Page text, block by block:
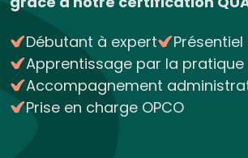
Débutant à expert
Apprentissage par la pratique
Accompagnement
Prise en charge OPCO